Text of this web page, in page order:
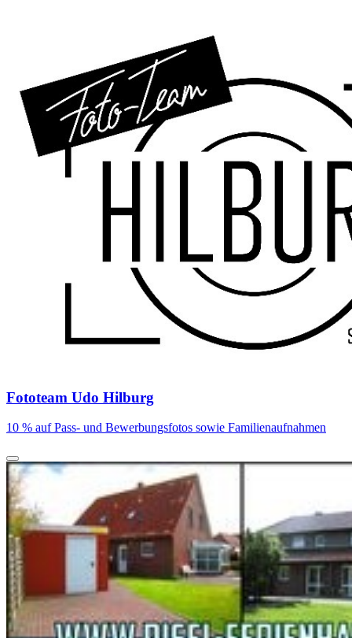
Fototeam Udo Hilburg
10 % auf Pass- und Bewerbungsfotos sowie Familienaufnahmen